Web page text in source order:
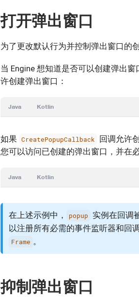
打开弹出窗口
为了更改默认行为并控制弹出窗口的
当 Engine 想知道是否可以创建弹出窗
许创建弹出窗口：
Java Kotlin
如果 CreatePopupCallback 回调允许
您可以访问已创建的弹出窗口，并在
Java Kotlin
在上述示例中， popup
实例在回调
以注册所有必需的事件监听器和回
Frame 。
抑制弹出窗口